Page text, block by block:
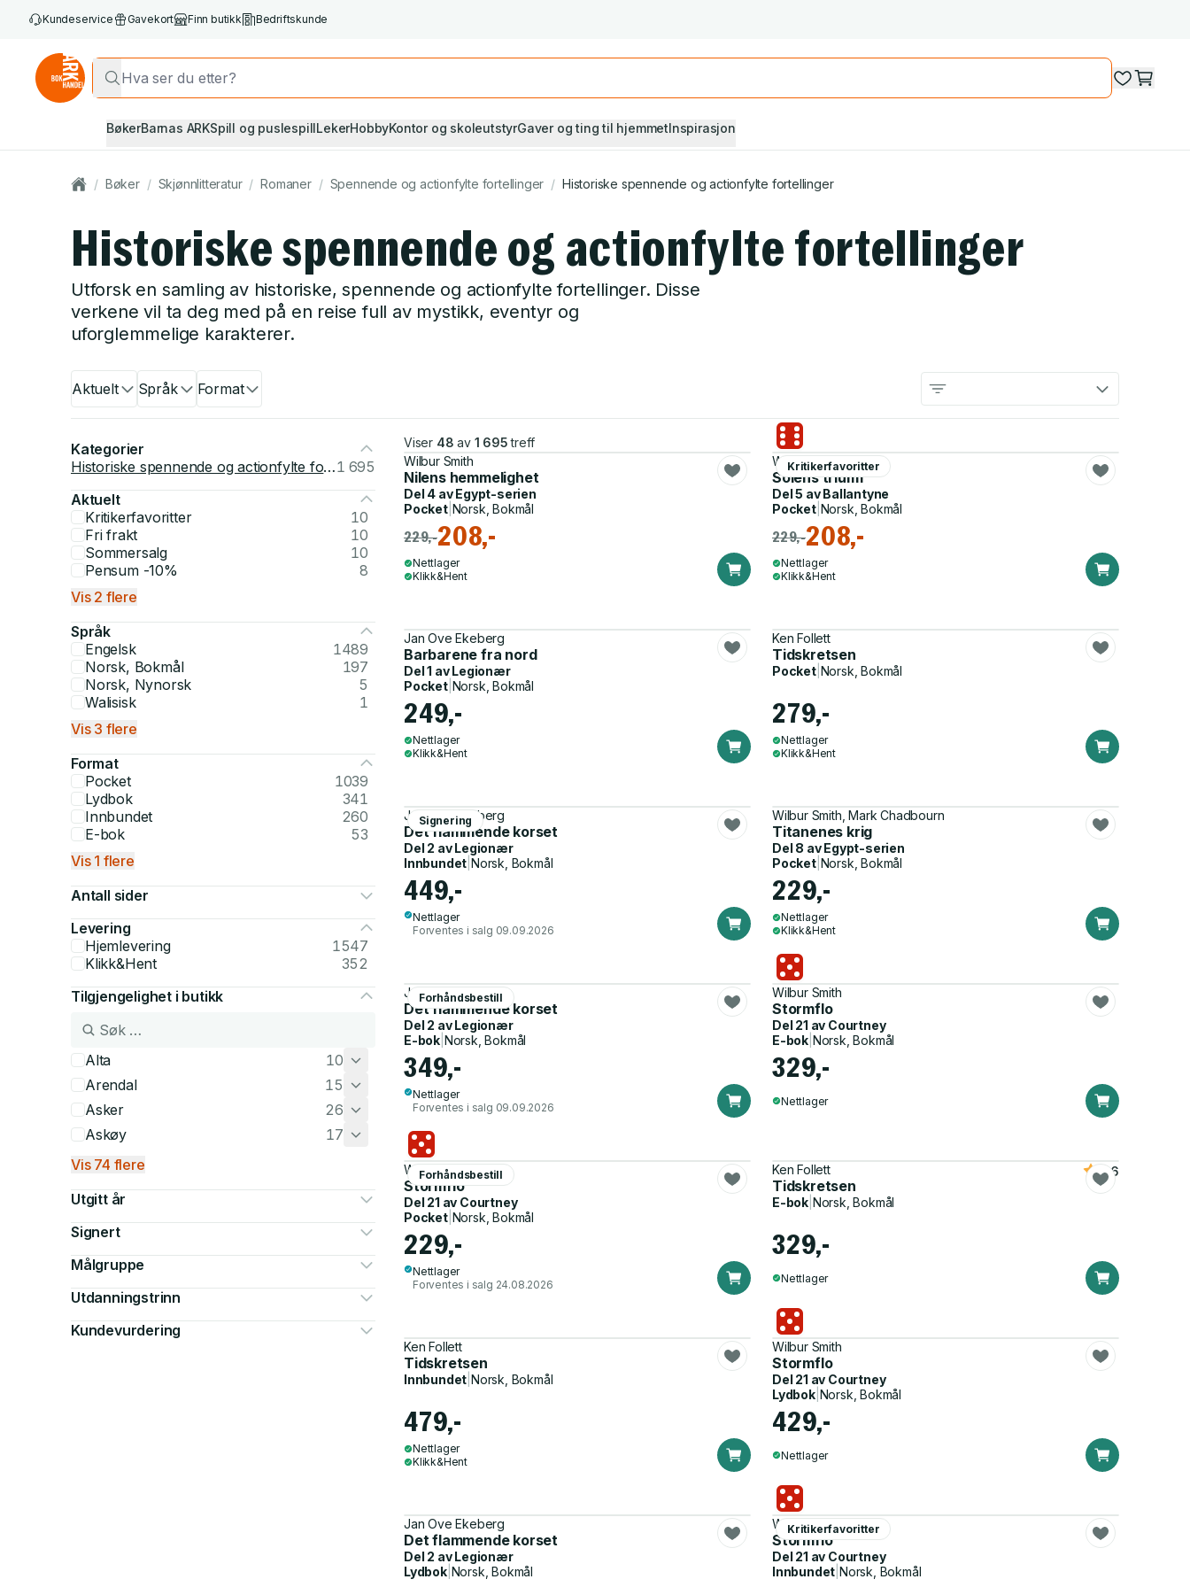
Kundeservice Gavekort Finn butikk Bedriftskunde
BøkerBarnas ARKSpill og puslespillLekerHobbyKontor og skoleutstyrGaver og ting til hjemmetInspirasjon
/ Bøker / Skjønnlitteratur / Romaner / Spennende og actionfylte fortellinger / Historiske spennende og actionfylte fortellinger
Historiske spennende og actionfylte fortellinger
Utforsk en samling av historiske, spennende og actionfylte fortellinger. Disse
verkene vil ta deg med på en reise full av mystikk, eventyr og
uforglemmelige karakterer.
Aktuelt Språk Format
Kategorier
Historiske spennende og actionfylte fortellinger1 695
Aktuelt
Kritikerfavoritter
10
Fri frakt
10
Sommersalg
10
Pensum -10%
8
Vis 2 flere
Språk
Engelsk
1489
Norsk, Bokmål
197
Norsk, Nynorsk
5
Walisisk
1
Vis 3 flere
Format
Pocket
1039
Lydbok
341
Innbundet
260
E-bok
53
Vis 1 flere
Antall sider
Levering
Hjemlevering
1547
Klikk&Hent
352
Tilgjengelighet i butikk
Alta
10
Arendal
15
Asker
26
Askøy
17
Vis 74 flere
Utgitt år
Signert
Målgruppe
Utdanningstrinn
Kundevurdering
Viser 48 av 1 695 treff
Wilbur Smith
Nilens hemmelighet
Del 4 avEgypt-serien
Pocket| Norsk, Bokmål
229,-208,-
Nettlager
Klikk&Hent
Kritikerfavoritter
Wilbur Smith
Solens triumf
Del 5 avBallantyne
Pocket| Norsk, Bokmål
229,-208,-
Nettlager
Klikk&Hent
Jan Ove Ekeberg
Barbarene fra nord
Del 1 avLegionær
Pocket| Norsk, Bokmål
249,-
Nettlager
Klikk&Hent
Ken Follett
Tidskretsen
Pocket| Norsk, Bokmål
279,-
Nettlager
Klikk&Hent
Signering
Jan Ove Ekeberg
Det flammende korset
Del 2 avLegionær
Innbundet |Norsk, Bokmål
449,-
Nettlager
Forventes i salg 09.09.2026
Wilbur Smith, Mark Chadbourn
Titanenes krig
Del 8 avEgypt-serien
Pocket| Norsk, Bokmål
229,-
Nettlager
Klikk&Hent
Forhåndsbestill
Jan Ove Ekeberg
Det flammende korset
Del 2 avLegionær
E-bok Norsk, Bokmål
349,-
Nettlager
Forventes i salg 09.09.2026
Wilbur Smith
Stormflo
Del 21 av Courtney
E-bok Norsk, Bokmål
329,-
Nettlager
Forhåndsbestill
Wilbur Smith
Stormflo
Del 21 av Courtney
Pocket| Norsk, Bokmål
229,-
Nettlager
Forventes i salg 24.08.2026
Ken Follett
Tidskretsen
3.6
E-bok Norsk, Bokmål
329,-
Nettlager
Ken Follett
Tidskretsen
Innbundet |Norsk, Bokmål
479,-
Nettlager
Klikk&Hent
Wilbur Smith
Stormflo
Del 21 av Courtney
Lydbok| Norsk, Bokmål
429,-
Nettlager
Jan Ove Ekeberg
Det flammende korset
Del 2 avLegionær
Lydbok| Norsk, Bokmål
Kritikerfavoritter
Wilbur Smith
Stormflo
Del 21 av Courtney
Innbundet |Norsk, Bokmål